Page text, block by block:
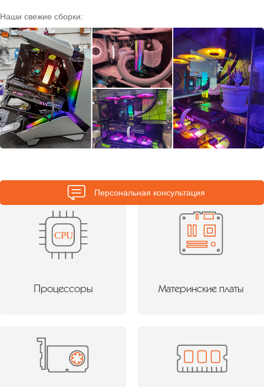
Наши свежие сборки:
Персональная консультация
Процессоры Материнские платы